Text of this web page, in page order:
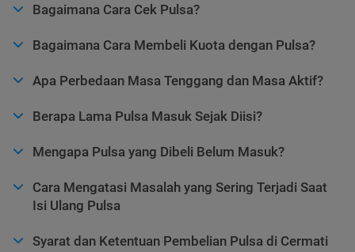
Bagaimana Cara Cek Pulsa?
Bagaimana Cara Membeli Kuota dengan Pulsa?
Apa Perbedaan Masa Tenggang dan Masa Aktif?
Berapa Lama Pulsa Masuk Sejak Diisi?
Mengapa Pulsa yang Dibeli Belum Masuk?
Cara Mengatasi Masalah yang Sering Terjadi Saat
Isi Ulang Pulsa
Syarat dan Ketentuan Pembelian Pulsa di Cermati